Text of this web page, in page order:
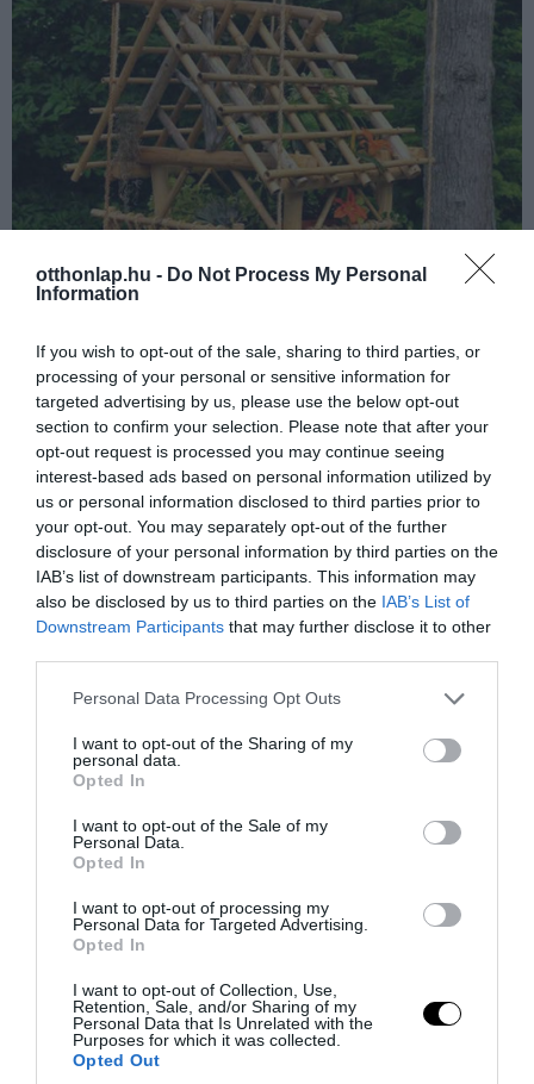
otthonlap.hu - Do Not Process My Personal
Information
If you wish to opt-out of the sale, sharing to third parties, or
processing of your personal or sensitive information for
targeted advertising by us, please use the below opt-out
section to confirm your selection. Please note that after your
opt-out request is processed you may continue seeing
interest-based ads based on personal information utilized by
us or personal information disclosed to third parties prior to
your opt-out. You may separately opt-out of the further
disclosure of your personal information by third parties on the
IAB’s list of downstream participants. This information may
also be disclosed by us to third parties on the IAB’s List of
Downstream Participants that may further disclose it to other
Please note that this website/app uses one or more Google
not limited to your visit or usage behaviour. You may click to
grant or deny consent to Google and its third-party tags to
use your data for below specified purposes in below Google
consent section.
Personal Data Processing Opt Outs
I want to opt-out of the Sharing of my
personal data.
Opted In
I want to opt-out of the Sale of my
Personal Data.
Opted In
I want to opt-out of processing my
Personal Data for Targeted Advertising.
Opted In
I want to opt-out of Collection, Use,
Retention, Sale, and/or Sharing of my
Personal Data that Is Unrelated with the
Purposes for which it was collected.
Opted Out
Fotó: homesthetics.net